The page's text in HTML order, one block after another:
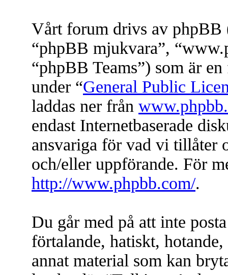
Vårt forum drivs av phpBB
“phpBB mjukvara”,
“phpBB Teams”) som är
under “General Public
laddas ner från
endast Internetbaserade
ansvariga för vad vi tillåter
och/eller uppförande. För
http://www.phpbb.com/.
Du går med på att inte
förtalande, hatiskt,
annat material som kan